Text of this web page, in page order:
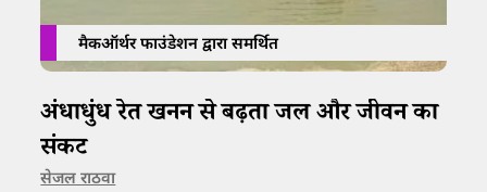
मैकऑर्थर फाउंडेशन द्वारा समर्थित
अंधाधुंध रेत खनन से बढ़ता जल और जीवन का
संकट
सेजल राठवा